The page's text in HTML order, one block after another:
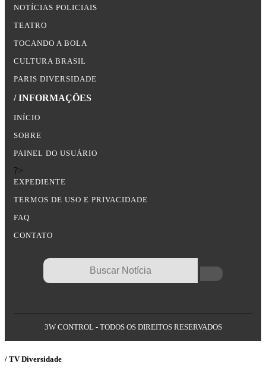
NOTÍCIAS POLICIAIS
TEATRO
TOCANDO A BOLA
CULTURA BRASIL
PARIS DIVERSIDADE
/ INFORMAÇÕES
INÍCIO
SOBRE
PAINEL DO USUÁRIO
?>
EXPEDIENTE
TERMOS DE USO E PRIVACIDADE
FAQ
CONTATO
3W CONTROL - TODOS OS DIREITOS RESERVADOS
/ TV Diversidade